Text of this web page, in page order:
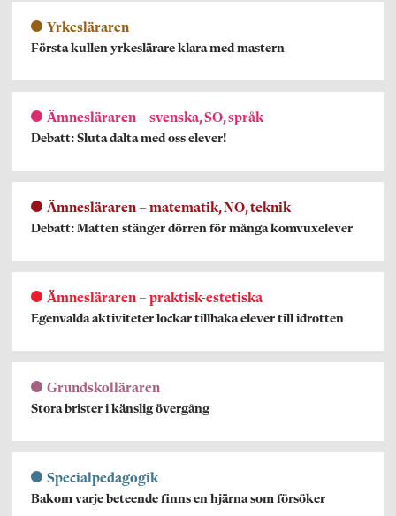
Yrkesläraren
Första kullen yrkeslärare klara med mastern
Ämnesläraren – svenska, SO, språk
Debatt: Sluta dalta med oss elever!
Ämnesläraren – matematik, NO, teknik
Debatt: Matten stänger dörren för många komvuxelever
Ämnesläraren – praktisk-estetiska
Egenvalda aktiviteter lockar tillbaka elever till idrotten
Grundskolläraren
Stora brister i känslig övergång
Specialpedagogik
Bakom varje beteende finns en hjärna som försöker